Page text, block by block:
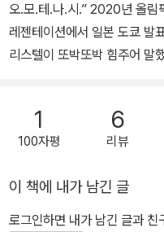
오.모.테.나.시.” 2020년 올림
레젠테이션에서 일본 도쿄 발
리스텔이 또박또박 힘주어 말
아니라 친절을 베푸는 상대
마음을 받아들일 만한 환경과
모테나시, 접객의 비밀>은 오
개 업장의 사례를 소개하고 분석했다. ․ 사토카메라는 한
5시간까지도 상담을 진행한다
1
100자평
6
리뷰
이 책에 내가 남긴 글
로그인하면 내가 남긴 글과